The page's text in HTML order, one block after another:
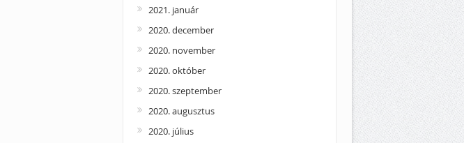
2021. január
2020. december
2020. november
2020. október
2020. szeptember
2020. augusztus
2020. július